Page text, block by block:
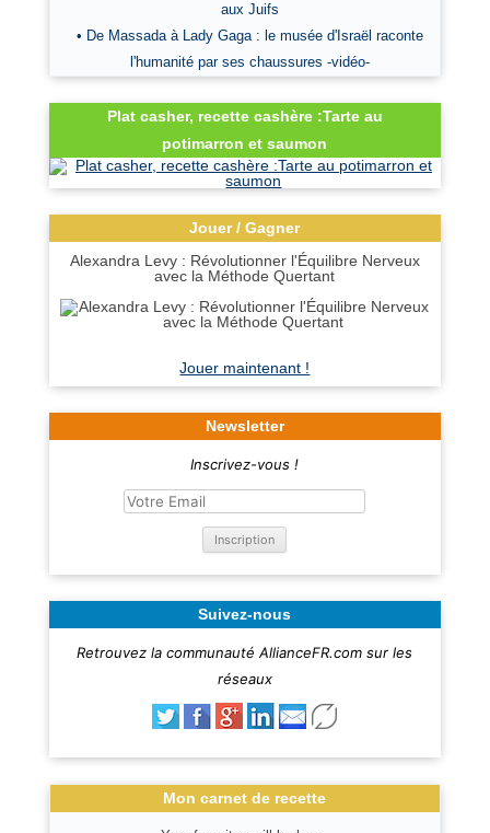
aux Juifs
• De Massada à Lady Gaga : le musée d'Israël raconte
l'humanité par ses chaussures -vidéo-
Plat casher, recette cashère :Tarte au
potimarron et saumon
Jouer / Gagner
Alexandra Levy : Révolutionner l'Équilibre Nerveux
avec la Méthode Quertant
Jouer maintenant !
Newsletter
Inscrivez-vous !
Suivez-nous
Retrouvez la communauté AllianceFR.com sur les
réseaux
Mon carnet de recette